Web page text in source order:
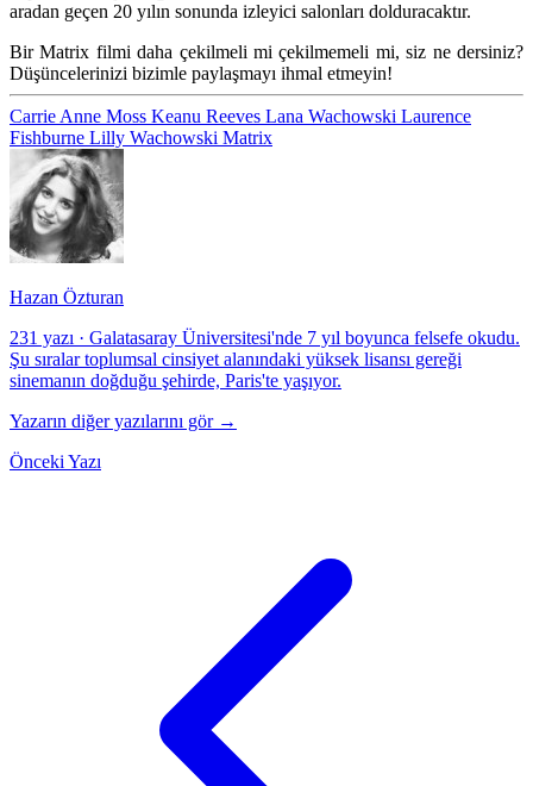
aradan geçen 20 yılın sonunda izleyici salonları dolduracaktır.
Bir Matrix filmi daha çekilmeli mi çekilmemeli mi, siz ne dersiniz?
Düşüncelerinizi bizimle paylaşmayı ihmal etmeyin!
Carrie Anne Moss Keanu Reeves Lana Wachowski Laurence
Fishburne Lilly Wachowski Matrix
Hazan Özturan
231 yazı · Galatasaray Üniversitesi'nde 7 yıl boyunca felsefe okudu.
Şu sıralar toplumsal cinsiyet alanındaki yüksek lisansı gereği
sinemanın doğduğu şehirde, Paris'te yaşıyor.
Yazarın diğer yazılarını gör →
Önceki Yazı